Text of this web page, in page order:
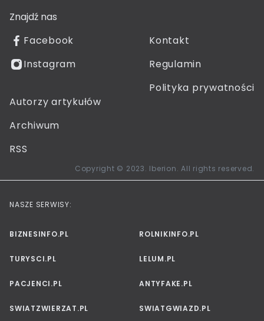
Znajdź nas
Facebook
Instagram
Kontakt
Regulamin
Polityka prywatności
Autorzy artykułów
Archiwum
RSS
Copyright © 2023. Iberion. All rights reserved.
NASZE SERWISY:
BIZNESINFO.PL ROLNIKINFO.PL
TURYSCI.PL LELUM.PL
PACJENCI.PL ANTYFAKE.PL
SWIATZWIERZAT.PL SWIATGWIAZD.PL